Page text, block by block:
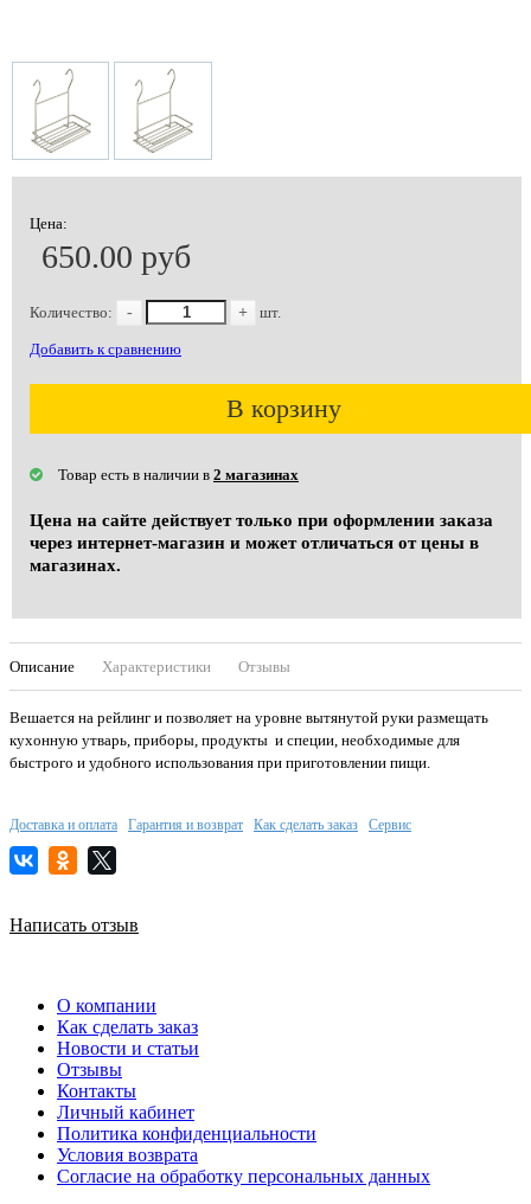
Цена:
650.00 руб
Количество: - + шт.
Добавить к сравнению
В корзину
Товар есть в наличии в 2 магазинах
Цена на сайте действует только при оформлении заказа
через интернет-магазин и может отличаться от цены в
магазинах.
Описание Характеристики Отзывы
Вешается на рейлинг и позволяет на уровне вытянутой руки размещать
кухонную утварь, приборы, продукты и специи, необходимые для
быстрого и удобного использования при приготовлении пищи.
Доставка и оплата Гарантия и возврат Как сделать заказ Сервис
Написать отзыв
О компании
Как сделать заказ
Новости и статьи
Отзывы
Контакты
Личный кабинет
Политика конфиденциальности
Условия возврата
Согласие на обработку персональных данных